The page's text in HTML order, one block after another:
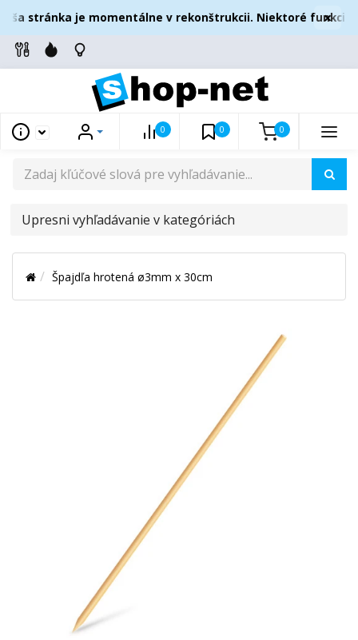
stránka je momentálne v rekonštrukcii. Niektoré funkcie
×
0 0 0
UPRESNI
V
KATEGÓRIÁCH
Špajdľa hrotená ø3mm x 30cm